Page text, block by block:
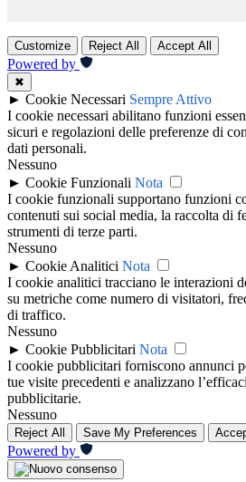
Customize Reject All Accept All
Powered by
✖
► Cookie Necessari Sempre Attivo
I cookie necessari abilitano funzioni
sicuri e regolazioni delle preferenze di
dati personali.
Nessuno
► Cookie Funzionali Nota
I cookie funzionali supportano funzioni
contenuti sui social media, la raccolta di
strumenti di terze parti.
Nessuno
► Cookie Analitici Nota
I cookie analitici tracciano le interazioni
su metriche come numero di visitatori,
di traffico.
Nessuno
► Cookie Pubblicitari Nota
I cookie pubblicitari forniscono annunci
tue visite precedenti e analizzano
pubblicitarie.
Nessuno
Reject All Save My Preferences
Powered by